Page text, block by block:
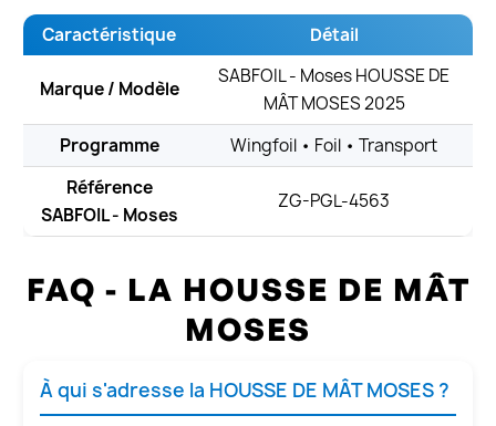
Caractéristique Détail
Marque / Modèle
SABFOIL - Moses HOUSSE DE
MÂT MOSES 2025
Programme
Wingfoil • Foil • Transport
Référence
SABFOIL - Moses
ZG-PGL-4563
FAQ - LA HOUSSE DE MÂT
MOSES
À qui s'adresse la HOUSSE DE MÂT MOSES ?